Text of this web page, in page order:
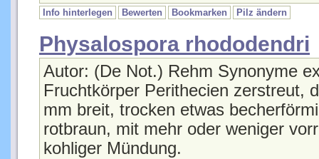
Info hinterlegen Bewerten Bookmarken Pilz ändern
Physalospora rhododendri
Autor: (De Not.) Rehm Synonyme
Fruchtkörper Perithecien zerstreut,
mm breit, trocken etwas
rotbraun, mit mehr oder weniger
kohliger Mündung.